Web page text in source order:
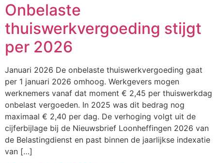
Onbelaste
thuiswerkvergoeding stijgt
per 2026
Januari 2026 De onbelaste thuiswerkvergoeding gaat
per 1 januari 2026 omhoog. Werkgevers mogen
werknemers vanaf dat moment € 2,45 per thuiswerkdag
onbelast vergoeden. In 2025 was dit bedrag nog
maximaal € 2,40 per dag. De verhoging volgt uit de
cijferbijlage bij de Nieuwsbrief Loonheffingen 2026 van
de Belastingdienst en past binnen de jaarlijkse indexatie
van […]